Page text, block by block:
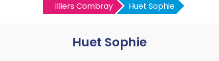
Illiers Combray
Huet Sophie
Huet Sophie